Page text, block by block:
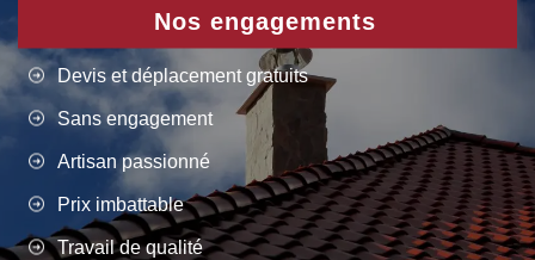
Nos engagements
Devis et déplacement gratuits
Sans engagement
Artisan passionné
Prix imbattable
Travail de qualité